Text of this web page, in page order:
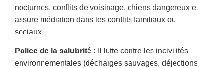
nocturnes, conflits de voisinage, chiens dangereux et
assure médiation dans les conflits familiaux ou
sociaux.
Police de la salubrité : Il lutte contre les incivilités
environnementales (décharges sauvages, déjections